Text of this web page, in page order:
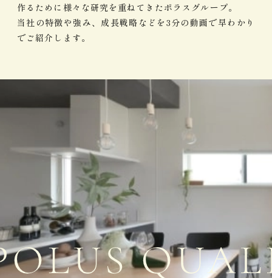
作るために様々な研究を重ねてきたポラスグループ。
当社の特徴や強み、成長戦略などを3分の動画で早わかり
でご紹介します。